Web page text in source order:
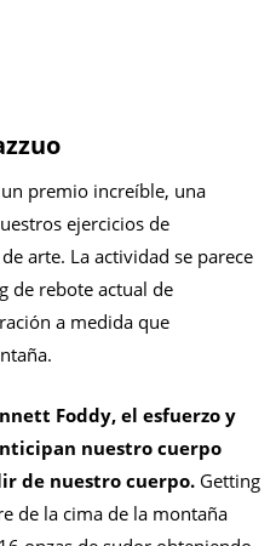
premio increíble, una
ejercicios de
arte. La actividad se parece
de rebote actual de
a medida que
Foddy, el esfuerzo y
nuestro cuerpo
de nuestro cuerpo. Getting
de la cima de la montaña